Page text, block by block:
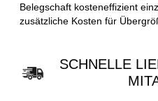
Belegschaft kosteneffizient
zusätzliche Kosten für
SCHNELLE